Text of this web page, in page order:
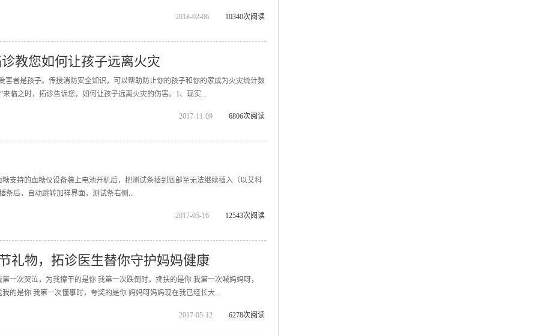
2018-02-06 10340次阅读
教您如何让孩子远离火灾
害者是孩子。传授消防安全知识，可以帮助防止你的孩子和你的家成为火灾统计数
来临之时，拓诊告诉您，如何让孩子远离火灾的伤害。1、现实...
2017-11-09 6806次阅读
支持的血糖仪设备装上电池开机后，把测试条插到底部至无法继续插入（以艾科
条后，自动跳转加样界面，测试条右侧...
2017-05-16 12543次阅读
礼物，拓诊医生替你守护妈妈健康
一次哭泣，为我擦干的是你 我第一次跌倒时，搀扶的是你 我第一次喊妈妈呀，
的是你 我第一次懂事时，夸奖的是你 妈妈呀妈妈现在我已经长大...
2017-05-12 6278次阅读